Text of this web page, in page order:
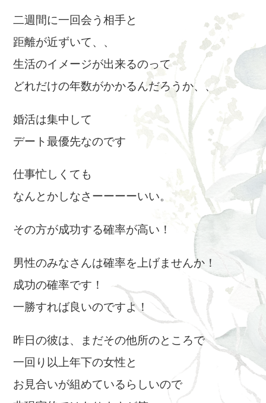
二週間に一回会う相手と
距離が近ずいて、、
生活のイメージが出来るのって
どれだけの年数がかかるんだろうか、、
婚活は集中して
デート最優先なのです
仕事忙しくても
なんとかしなさーーーーいい。
その方が成功する確率が高い！
男性のみなさんは確率を上げませんか！
成功の確率です！
一勝すれば良いのですよ！
昨日の彼は、まだその他所のところで
一回り以上年下の女性と
お見合いが組めているらしいので